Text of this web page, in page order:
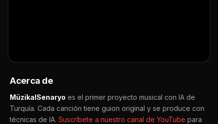
Acerca de
MüzikalSenaryo es el primer proyecto musical con IA de
Turquía. Cada canción tiene guion original y se produce con
técnicas de IA. Suscríbete a nuestro canal de YouTube para